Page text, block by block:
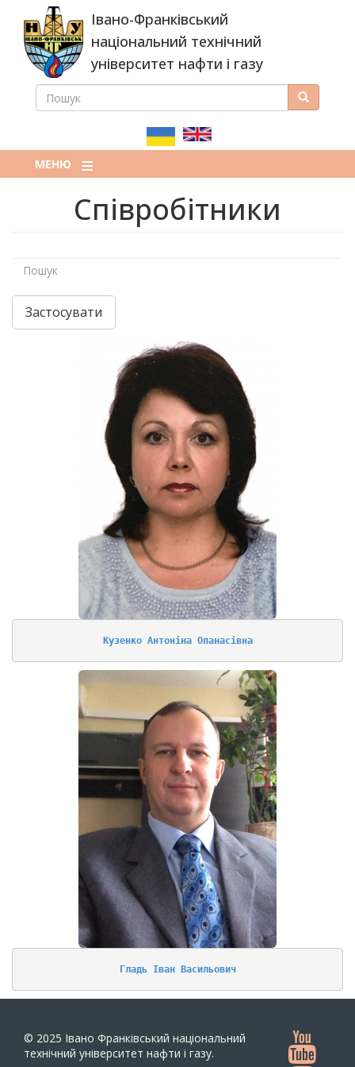
основного
вмісту
Івано-Франківський
національний технічний
університет нафти і газу
ПОШУКОВА
ПОШУК Пошук
МЕНЮ
Співробітники
Застосувати
Кузенко Антоніна Опанасівна
Гладь Іван Васильович
© 2025 Івано Франківський національний
технічний університет нафти і газу.